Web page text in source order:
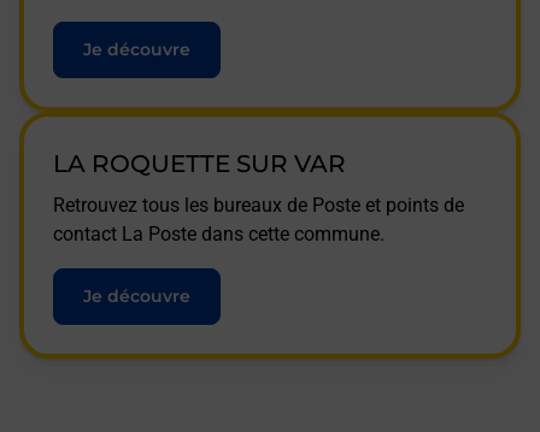
Je découvre
LA ROQUETTE SUR VAR
Retrouvez tous les bureaux de Poste et points de
contact La Poste dans cette commune.
Je découvre